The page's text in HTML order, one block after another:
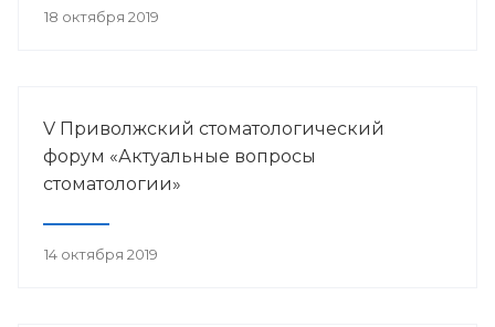
18 октября 2019
V Приволжский стоматологический
форум «Актуальные вопросы
стоматологии»
14 октября 2019